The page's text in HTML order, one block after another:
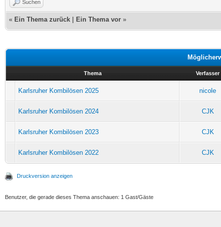
Suchen
« Ein Thema zurück Ein Thema vor »
Thema Verfasser
Karlsruher Kombilösen 2025 nicole
Karlsruher Kombilösen 2024 CJK
Karlsruher Kombilösen 2023 CJK
Karlsruher Kombilösen 2022 CJK
Druckversion anzeigen
Benutzer, die gerade dieses Thema anschauen: 1 Gast/Gäste